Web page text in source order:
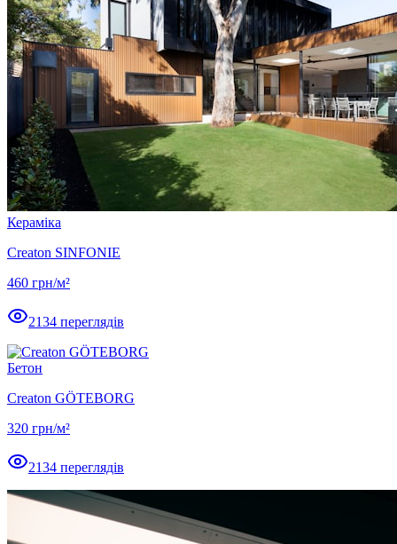
Кераміка
Creaton SINFONIE
460 грн/м²
2134 переглядів
Бетон
Creaton GÖTEBORG
320 грн/м²
2134 переглядів